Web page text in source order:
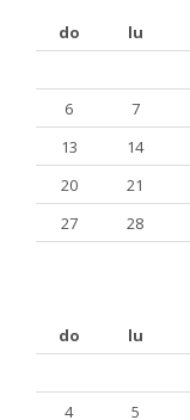
do lu
6
7
13
14
20
21
27
28
do lu
4
5